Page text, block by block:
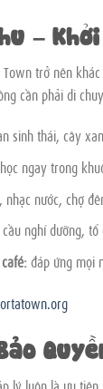
–
trở nên
cần phải di
sinh thái, cây
ngay trong
nước, chợ
nghỉ dưỡng,
đáp ứng mọi